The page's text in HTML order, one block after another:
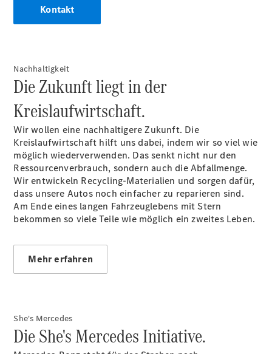
Kontakt
Nachhaltigkeit
Die Zukunft liegt in der
Kreislaufwirtschaft.
Wir wollen eine nachhaltigere Zukunft. Die
Kreislaufwirtschaft hilft uns dabei, indem wir so viel wie
möglich wiederverwenden. Das senkt nicht nur den
Ressourcenverbrauch, sondern auch die Abfallmenge.
Wir entwickeln Recycling-Materialien und sorgen dafür,
dass unsere Autos noch einfacher zu reparieren sind.
Am Ende eines langen Fahrzeuglebens mit Stern
bekommen so viele Teile wie möglich ein zweites Leben.
Mehr erfahren
She's Mercedes
Die She's Mercedes Initiative.